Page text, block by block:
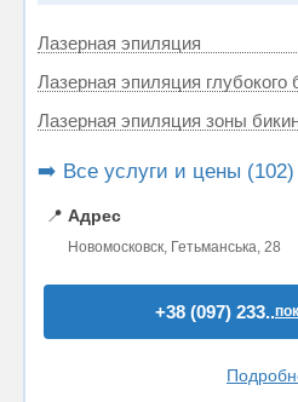
Лазерная эпиляция
Лазерная эпиляция глубокого
Лазерная эпиляция зоны
➡️ Все услуги и цены (102)
📍 Адрес
Новомосковск, Гетьманська, 28
+38 (097) 233..